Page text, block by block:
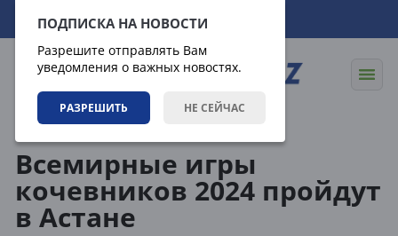
ПОДПИСКА НА НОВОСТИ
Разрешите отправлять Вам
уведомления о важных новостях.
РАЗРЕШИТЬ НЕ СЕЙЧАС
08.08.2026 13:55:07
Всемирные игры
кочевников 2024 пройдут
в Астане